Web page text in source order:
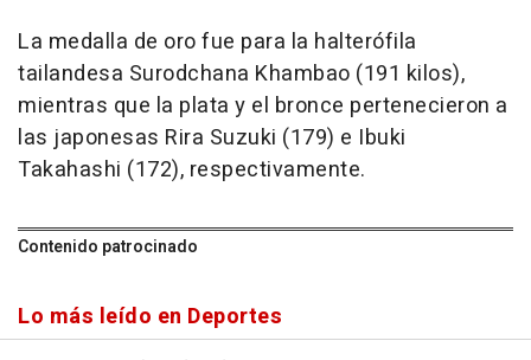
La medalla de oro fue para la halterófila
tailandesa Surodchana Khambao (191 kilos),
mientras que la plata y el bronce pertenecieron a
las japonesas Rira Suzuki (179) e Ibuki
Takahashi (172), respectivamente.
Contenido patrocinado
Lo más leído en Deportes